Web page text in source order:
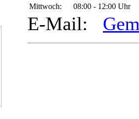
Mittwoch:
08:00 - 12:00 Uhr
E-Mail: